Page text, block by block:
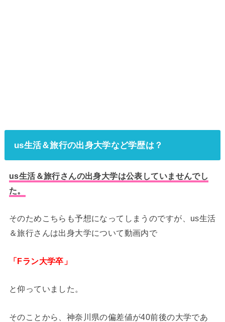
us生活＆旅行の出身大学など学歴は？
us生活＆旅行さんの出身大学は公表していませんでし
た。
そのためこちらも予想になってしまうのですが、us生活
＆旅行さんは出身大学について動画内で
「Fラン大学卒」
と仰っていました。
そのことから、神奈川県の偏差値が40前後の大学であ